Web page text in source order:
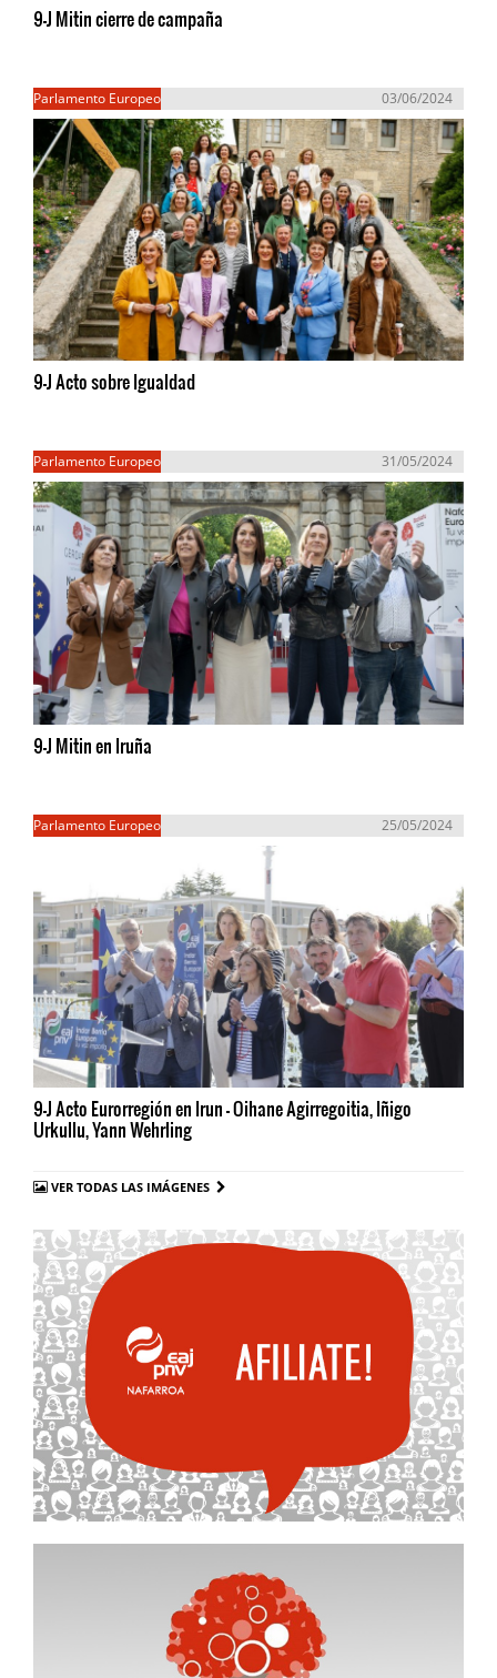
9-J Mitin cierre de campaña
Parlamento Europeo 03/06/2024
9-J Acto sobre Igualdad
Parlamento Europeo 31/05/2024
9-J Mitin en Iruña
Parlamento Europeo 25/05/2024
9-J Acto Eurorregión en Irun - Oihane Agirregoitia, Iñigo
Urkullu, Yann Wehrling
VER TODAS LAS IMÁGENES